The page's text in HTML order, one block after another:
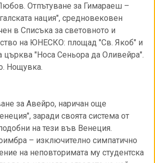
Отпътуване за Гимараеш –
нация", средновековен
в Списъка за световното и
на ЮНЕСКО: площад "Св. Якоб" и
църква "Носа Сеньора да Оливейра".
Нощувка.
за Авейро, наричан още
заради своята система от
на тези във Венеция.
– изключително симпатично
на неповторимата му студентска